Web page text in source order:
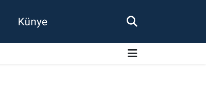
Künye